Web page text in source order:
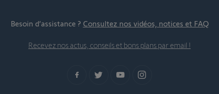
Besoin d’assistance ? Consultez nos vidéos, notices et FAQ
Recevez nos actus, conseils et bons plans par email !